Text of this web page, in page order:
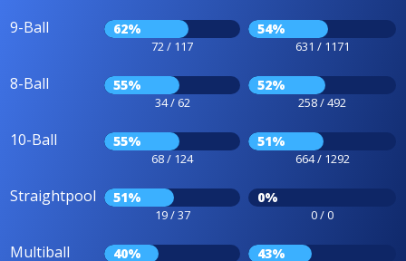
9-Ball 62%
72 / 117
54%
631 / 1171
8-Ball 55%
34 / 62
52%
258 / 492
10-Ball 55%
68 / 124
51%
664 / 1292
Straightpool 51%
19 / 37
0%
0 / 0
Multiball 40% 43%